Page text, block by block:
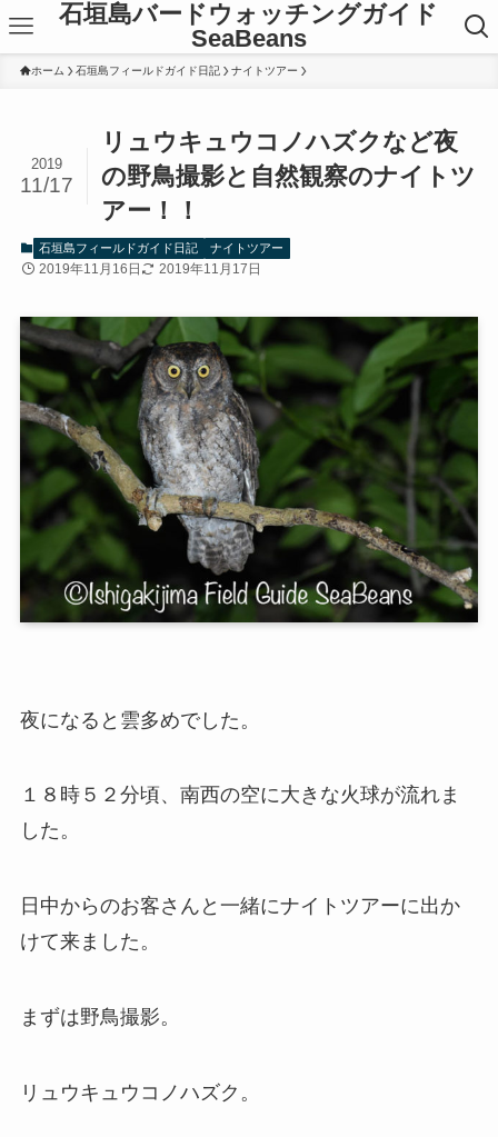
石垣島バードウォッチングガイド
SeaBeans
ホーム 石垣島フィールドガイド日記 ナイトツアー
リュウキュウコノハズクなど夜
の野鳥撮影と自然観察のナイトツ
アー！！
2019
11/17
石垣島フィールドガイド日記 ナイトツアー
2019年11月16日 2019年11月17日
夜になると雲多めでした。
１８時５２分頃、南西の空に大きな火球が流れま
した。
日中からのお客さんと一緒にナイトツアーに出か
けて来ました。
まずは野鳥撮影。
リュウキュウコノハズク。